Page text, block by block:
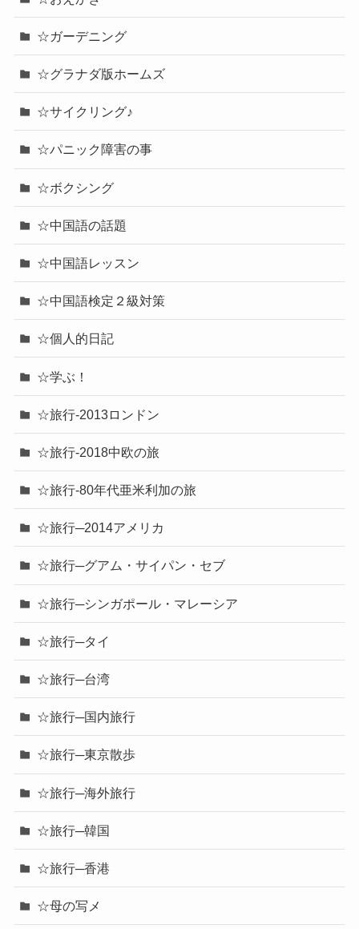
☆ガーデニング
☆グラナダ版ホームズ
☆サイクリング♪
☆パニック障害の事
☆ボクシング
☆中国語の話題
☆中国語レッスン
☆中国語検定２級対策
☆個人的日記
☆学ぶ！
☆旅行-2013ロンドン
☆旅行-2018中欧の旅
☆旅行-80年代亜米利加の旅
☆旅行─2014アメリカ
☆旅行─グアム・サイパン・セブ
☆旅行─シンガポール・マレーシア
☆旅行─タイ
☆旅行─台湾
☆旅行─国内旅行
☆旅行─東京散歩
☆旅行─海外旅行
☆旅行─韓国
☆旅行─香港
☆母の写メ